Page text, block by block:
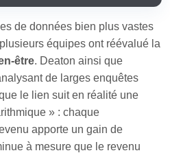
de données bien plus vastes
équipes ont réévalué la
. Deaton ainsi que
de larges enquêtes
le lien suit en réalité une
» : chaque
apporte un gain de
à mesure que le revenu